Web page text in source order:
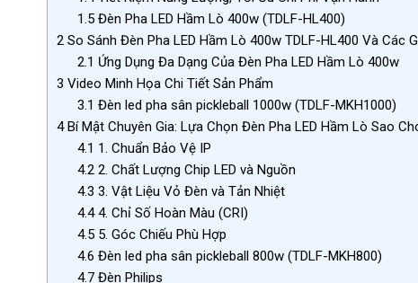
1.5Đèn Pha LED Hầm Lò 400w (TDLF-HL400)
2 So Sánh Đèn Pha LED Hầm Lò 400w TDLF-HL400 Và Các
2.1 Ứng Dụng Đa Dạng Của Đèn Pha LED Hầm Lò 400w
3 Video Minh Họa Chi Tiết Sản Phẩm
3.1 Đèn led pha sân pickleball 1000w (TDLF-MKH1000)
4Bí Mật Chuyên Gia: Lựa Chọn Đèn Pha LED Hầm Lò Sao
4.1 1. Chuẩn Bảo Vệ IP
4.22. Chất Lượng Chip LED và Nguồn
4.3 3. Vật Liệu Vỏ Đèn và Tản Nhiệt
4.44. Chỉ Số Hoàn Màu (CRI)
4.55. Góc Chiếu Phù Hợp
4.6 Đèn led pha sân pickleball 800w (TDLF-MKH800)
4.7Đèn Philips